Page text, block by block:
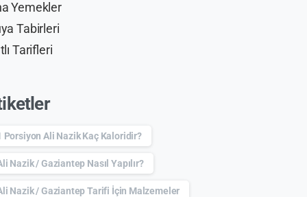
Yemekler
Tabirleri
Tarifleri
Porsiyon Ali Nazik Kaç Kaloridir?
Nazik / Gaziantep Nasıl Yapılır?
Nazik / Gaziantep Tarifi İçin Malzemeler